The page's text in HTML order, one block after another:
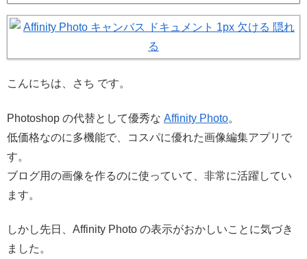
こんにちは、さち です。
Photoshop の代替として優秀な Affinity Photo。
低価格なのに多機能で、コスパに優れた画像編集アプリで
す。
ブログ用の画像を作るのに使っていて、非常に活躍してい
ます。
しかし先日、Affinity Photo の表示がおかしいことに気づき
ました。